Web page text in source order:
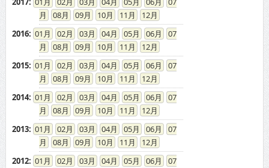
08
09 10 11
12
2016: 01 02 03 04 05 06
07
08
09 10 11
12
2015: 01 02 03 04 05 06
07
08
09 10 11
12
2014: 01 02 03 04 05 06
07
08
09 10 11
12
2013: 01 02 03 04 05 06
07
08
09 10 11
12
2012: 01 02 03 04 05 06
07